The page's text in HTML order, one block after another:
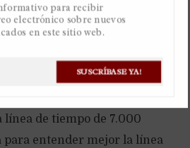
cálculo de Excel de
de tiempo de 7.000
para entender mejor la línea
SUSCRÍBASE YA!
para recibir
electrónico sobre nuevos
en este sitio web.